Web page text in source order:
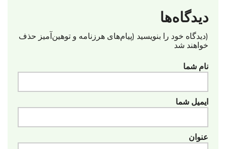
دیدگاه‌ها
(دیدگاه خود را بنویسید (پیام‌های هرزنامه‌ و توهین‌آمیز حذف
خواهند شد
نام شما
ایمیل شما
عنوان